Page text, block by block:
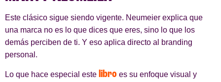
Este clásico sigue siendo vigente. Neumeier explica que
una marca no es lo que dices que eres, sino lo que los
demás perciben de ti. Y eso aplica directo al branding
personal.
Lo que hace especial este libro es su enfoque visual y